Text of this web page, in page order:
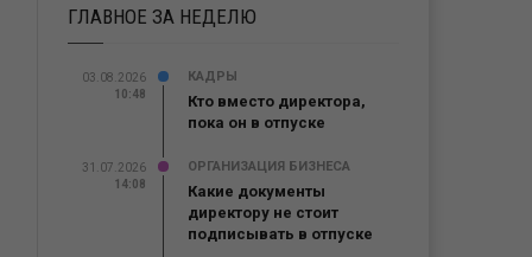
ГЛАВНОЕ ЗА НЕДЕЛЮ
03.08.2026
10:48
КАДРЫ
Кто вместо директора,
пока он в отпуске
31.07.2026
14:08
ОРГАНИЗАЦИЯ БИЗНЕСА
Какие документы
директору не стоит
подписывать в отпуске